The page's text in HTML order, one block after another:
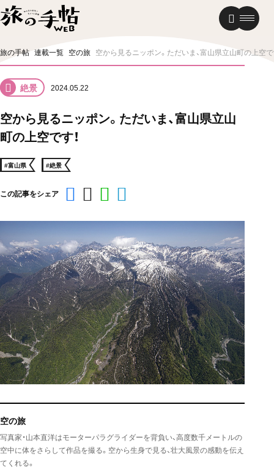
旅の手帖 連載一覧 空の旅 空から見るニッポン。ただいま、富山県立山町の上空で
絶景 2024.05.22
空から見るニッポン。ただいま、富山県立山
町の上空です！
#富山県 #絶景
この記事をシェア
空の旅
写真家・山本直洋はモーターパラグライダーを背負い、高度数千メートルの
空中に体をさらして作品を撮る。空から生身で見る、壮大風景の感動を伝え
てくれる。
温泉
グルメ
街歩き
ニュース
新着記事